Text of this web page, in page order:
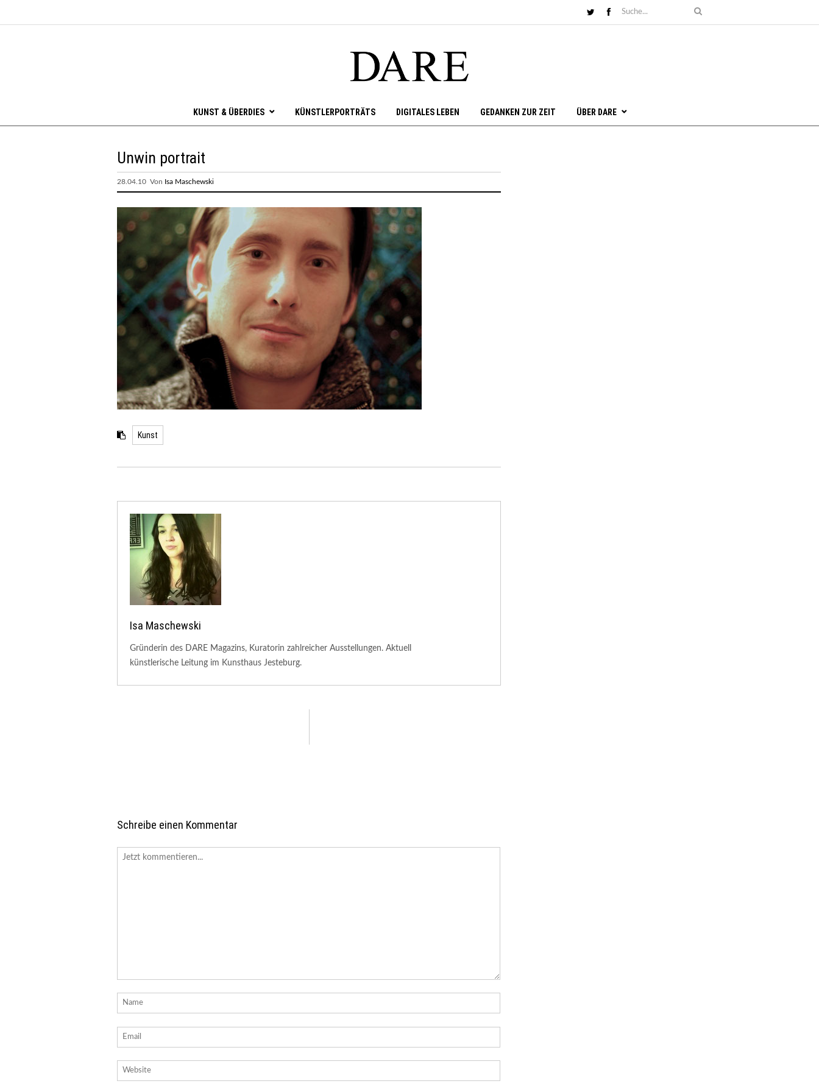
KUNST & ÜBERDIES KÜNSTLERPORTRÄTS DIGITALES LEBEN GEDANKEN ZUR ZEIT ÜBER DARE
Unwin portrait
28.04.10 Von Isa Maschewski
Kunst
Isa Maschewski
Gründerin des DARE Magazins, Kuratorin zahlreicher Ausstellungen. Aktuell
künstlerische Leitung im Kunsthaus Jesteburg.
Schreibe einen Kommentar